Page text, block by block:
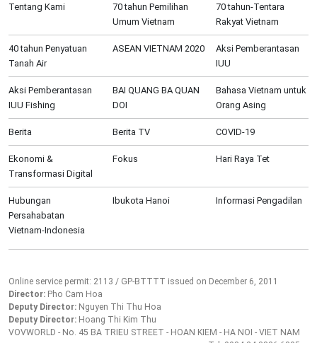
Tentang Kami
70 tahun Pemilihan
Umum Vietnam
70 tahun-Tentara
Rakyat Vietnam
40 tahun Penyatuan
Tanah Air
ASEAN VIETNAM 2020
Aksi Pemberantasan
IUU
Aksi Pemberantasan
IUU Fishing
BAI QUANG BA QUAN
DOI
Bahasa Vietnam untuk
Orang Asing
Berita Berita TV COVID-19
Ekonomi &
Transformasi Digital
Fokus Hari Raya Tet
Hubungan
Persahabatan
Vietnam-Indonesia
Ibukota Hanoi Informasi Pengadilan
Online service permit: 2113 / GP-BTTTT issued on December 6, 2011
Director: Pho Cam Hoa
Deputy Director: Nguyen Thi Thu Hoa
Deputy Director: Hoang Thi Kim Thu
VOVWORLD - No. 45 BA TRIEU STREET - HOAN KIEM - HA NOI - VIET NAM